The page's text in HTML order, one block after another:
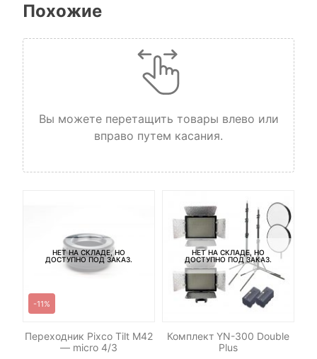
Похожие
Вы можете перетащить товары влево или
вправо путем касания.
НЕТ НА СКЛАДЕ, НО
ДОСТУПНО ПОД ЗАКАЗ.
-11%
Переходник Pixco Tilt M42
— micro 4/3
НЕТ НА СКЛАДЕ, НО
ДОСТУПНО ПОД ЗАКАЗ.
Комплект YN-300 Double
Plus